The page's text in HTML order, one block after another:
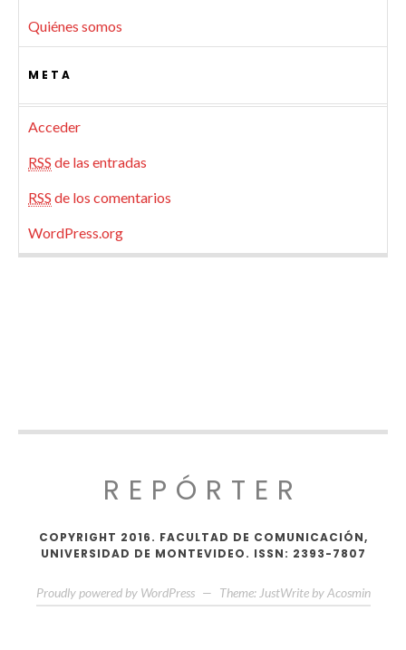
Quiénes somos
META
Acceder
RSS de las entradas
RSS de los comentarios
WordPress.org
REPÓRTER
COPYRIGHT 2016. FACULTAD DE COMUNICACIÓN,
UNIVERSIDAD DE MONTEVIDEO. ISSN: 2393-7807
Proudly powered by WordPress — Theme: JustWrite by Acosmin